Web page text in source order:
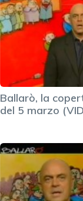
Ballarò, la
del 5 marzo